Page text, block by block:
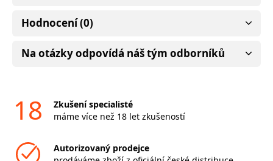
Hodnocení (0)
Na otázky odpovídá náš tým odborníků
18
Zkušení specialisté
máme více než 18 let zkušeností
Autorizovaný prodejce